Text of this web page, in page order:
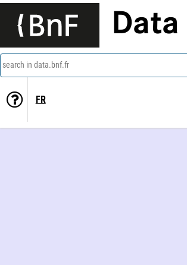
Data
search in data.bnf.fr
FR